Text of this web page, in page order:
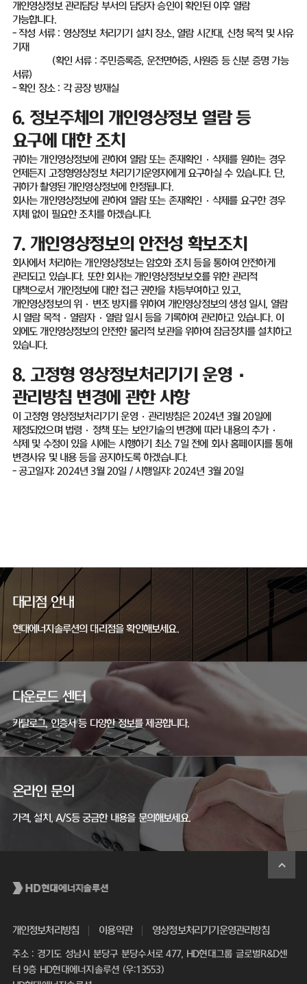
개인영상정보 관리담당 부서의 담당자 승인이 확인된 이후 열람
가능합니다.
-작성 서류: 영상정보 처리기기 설치 장소, 열람 시간대, 신청 목적 및 사유
기재
(확인 서류 :주민증록증, 운전면허증, 사원증 등 신분 증명 가능
서류)
-확인 장소 : 각 공장 방재실
6. 정보주체의 개인영상정보 열람 등
요구에 대한 조치
귀하는 개인영상정보에 관하여 열람 또는 존재확인 · 삭제를 원하는 경우
언제든지 고정형영상정보 처리기기운영자에게 요구하실 수 있습니다. 단,
귀하가 촬영된 개인영상정보에 한정됩니다.
회사는 개인영상정보에 관하여 열람 또는 존재확인 · 삭제를 요구한 경우
지체 없이 필요한 조치를 하겠습니다.
7. 개인영상정보의 안전성 확보조치
회사에서 처리하는 개인영상정보는 암호화 조치 등을 통하여 안전하게
관리되고 있습니다. 또한 회사는 개인영상정보보호를 위한 관리적
대책으로서 개인정보에 대한 접근 권한을 차등부여하고 있고,
개인영상정보의 위 · 변조 방지를 위하여 개인영상정보의 생성 일시 , 열람
시 열람 목적·열람자·열람 일시 등을 기록하여 관리하고 있습니다. 이
외에도 개인영상정보의 안전한 물리적 보관을 위하여 잠금장치를 설치하고
있습니다.
8. 고정형 영상정보처리기기 운영·
관리방침 변경에 관한 사항
이 고정형 영상정보처리기기 운영·관리방침은2024년 3월20일에
제정되었으며 법령 · 정책 또는 보안기술의 변경에 따라 내용의 추가·
삭제 및 수정이 있을 시에는 시행하기 최소7일 전에 회사 홈페이지를 통해
변경사유 및 내용 등을 공지하도록 하겠습니다.
-공고일자: 2024년3월 20일 /시행일자: 2024년 3월20일
대리점 안내
현대에너지솔루션의 대리점을 확인해보세요.
다운로드 센터
카탈로그, 인증서 등 다양한 정보를 제공합니다.
온라인 문의
가격, 설치, A/S등 궁금한 내용을 문의해보세요.
개인정보처리방침 이용약관 영상정보처리기기운영관리방침
주소 : 경기도 성남시 분당구 분당수서로 477, HD현대그룹 글로벌R&D센
터 9층 HD현대에너지솔루션 (우:13553)